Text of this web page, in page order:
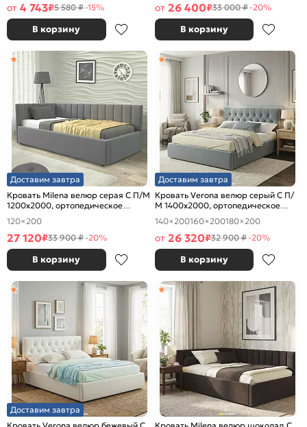
от 4 743₽5 580 ₽-15%
В корзину
от 26 400₽33 000 ₽-20%
В корзину
Доставим завтра
Кровать Milena велюр серая С П/М
1200x2000, ортопедическое
основание, изголовье мягкое
120×200
27 120₽33 900 ₽-20%
В корзину
Доставим завтра
Кровать Verona велюр серый С П/
М 1400x2000, ортопедическое
основание, изголовье мягкое
140×200160×200180×200
от 26 320₽32 900 ₽-20%
В корзину
Доставим завтра